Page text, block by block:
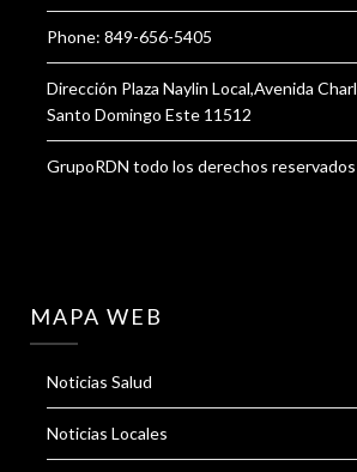
Phone: 849-656-5405
Dirección Plaza Naylin Local,Avenida
Santo Domingo Este 11512
GrupoRDN todo los derechos reservados
MAPA WEB
Noticias Salud
Noticias Locales